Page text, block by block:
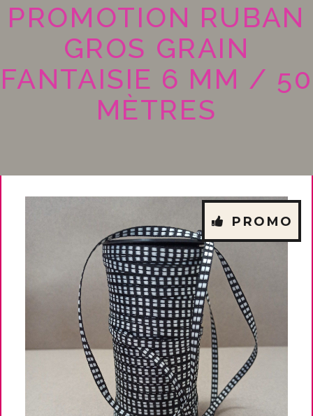
PROMOTION RUBAN
GROS GRAIN
FANTAISIE 6 MM / 50
MÈTRES
PROMO
- 33 %